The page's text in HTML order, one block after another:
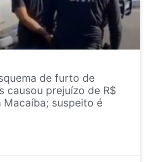
de furto de
causou prejuízo de R$
Macaíba; suspeito é